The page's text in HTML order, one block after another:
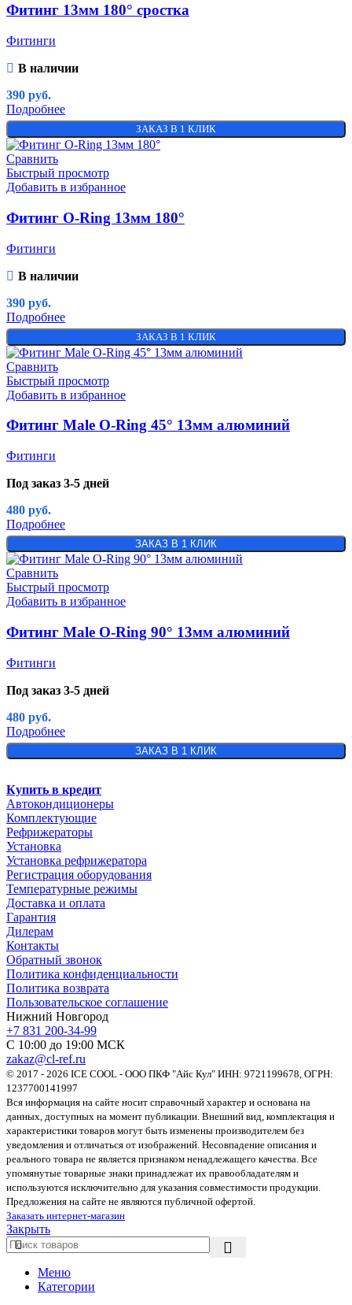
Фитинг 13мм 180° сростка
Фитинги
В наличии
390 руб.
Подробнее
ЗАКАЗ В 1 КЛИК
Сравнить
Быстрый просмотр
Добавить в избранное
Фитинг O-Ring 13мм 180°
Фитинги
В наличии
390 руб.
Подробнее
ЗАКАЗ В 1 КЛИК
Сравнить
Быстрый просмотр
Добавить в избранное
Фитинг Male O-Ring 45° 13мм алюминий
Фитинги
Под заказ 3-5 дней
480 руб.
Подробнее
ЗАКАЗ В 1 КЛИК
Сравнить
Быстрый просмотр
Добавить в избранное
Фитинг Male O-Ring 90° 13мм алюминий
Фитинги
Под заказ 3-5 дней
480 руб.
Подробнее
ЗАКАЗ В 1 КЛИК
Купить в кредит
Автокондиционеры
Комплектующие
Рефрижераторы
Установка
Установка рефрижератора
Регистрация оборудования
Температурные режимы
Доставка и оплата
Гарантия
Дилерам
Контакты
Обратный звонок
Политика конфиденциальности
Политика возврата
Пользовательское соглашение
Нижний Новгород
+7 831 200-34-99
С 10:00 до 19:00 МСК
zakaz@cl-ref.ru
© 2017 - 2026 ICE COOL - ООО ПКФ "Айс Кул" ИНН: 9721199678, ОГРН:
1237700141997
Вся информация на сайте носит справочный характер и основана на
данных, доступных на момент публикации. Внешний вид, комплектация и
характеристики товаров могут быть изменены производителем без
уведомления и отличаться от изображений. Несовпадение описания и
реального товара не является признаком ненадлежащего качества. Все
упомянутые товарные знаки принадлежат их правообладателям и
используются исключительно для указания совместимости продукции.
Предложения на сайте не являются публичной офертой.
Заказать интернет-магазин
Закрыть
Меню
Категории